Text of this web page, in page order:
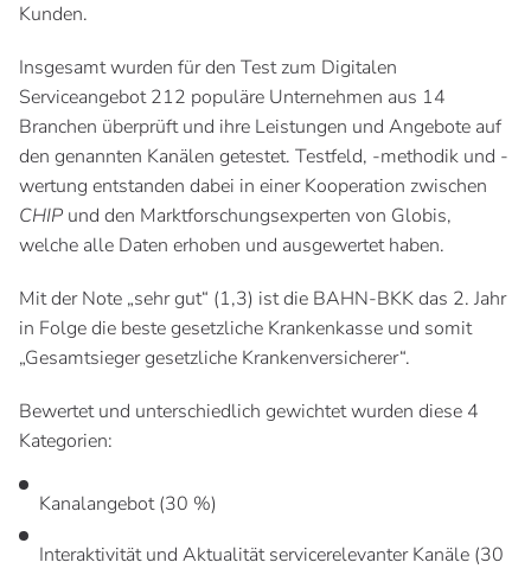
Kunden.
Insgesamt wurden für den Test zum Digitalen
Serviceangebot 212 populäre Unternehmen aus 14
Branchen überprüft und ihre Leistungen und Angebote auf
den genannten Kanälen getestet. Testfeld, -methodik und -
wertung entstanden dabei in einer Kooperation zwischen
CHIP und den Marktforschungsexperten von Globis,
welche alle Daten erhoben und ausgewertet haben.
Mit der Note „sehr gut“ (1,3) ist die BAHN-BKK das 2. Jahr
in Folge die beste gesetzliche Krankenkasse und somit
„Gesamtsieger gesetzliche Krankenversicherer“.
Bewertet und unterschiedlich gewichtet wurden diese 4
Kategorien:
Kanalangebot (30 %)
Interaktivität und Aktualität servicerelevanter Kanäle (30